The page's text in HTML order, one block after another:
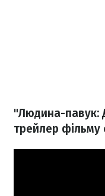
"Людина-павук:
трейлер фільму